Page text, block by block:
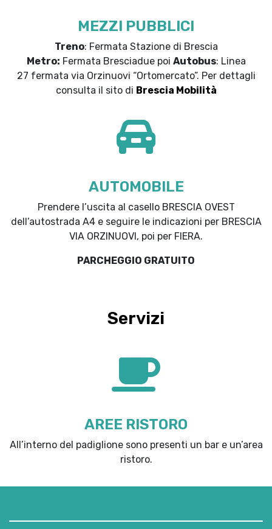
MEZZI PUBBLICI
Treno: Fermata Stazione di Brescia
Metro: Fermata Bresciadue poi Autobus: Linea
27 fermata via Orzinuovi “Ortomercato”. Per dettagli
consulta il sito di Brescia Mobilità
AUTOMOBILE
Prendere l’uscita al casello BRESCIA OVEST
dell’autostrada A4 e seguire le indicazioni per BRESCIA
VIA ORZINUOVI, poi per FIERA.
PARCHEGGIO GRATUITO
Servizi
AREE RISTORO
All’interno del padiglione sono presenti un bar e un’area
ristoro.